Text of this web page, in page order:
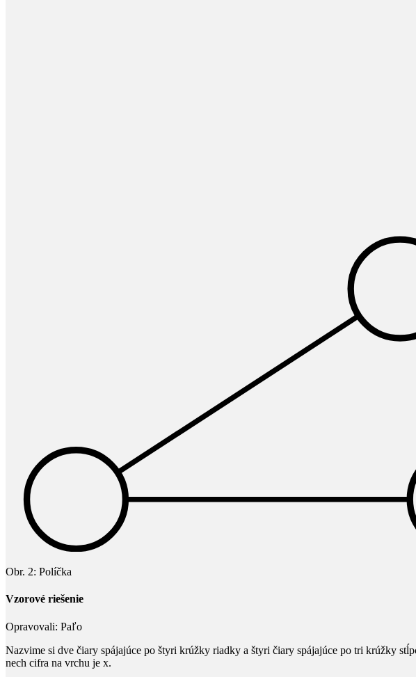
Obr. 2: Políčka
Vzorové riešenie
Opravovali: Paľo
Nazvime si dve čiary spájajúce po štyri krúžky riadky a štyri čiary spájajúce po tri krúžky
nech cifra na vrchu je x.